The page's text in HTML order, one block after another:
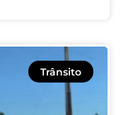
Trânsito